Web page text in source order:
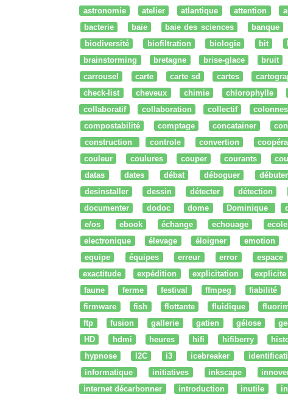
astronomie
atelier atlantique attention
bacterie
baie baie des sciences banque
biodiversité
biofiltration biologie bit
brainstorming
bretagne brise-glace bruit
carrousel
carte carte sd cartes
check-list
cheveux chimie chlorophylle
collaboratif
collaboration collectif colonnes
compostabilité
comptage concatainer
construction
controle convertion
couleur
coulures couper courants
datas
dates débat déboguer débuter
desinstaller
dessin détecter détection
documenter
dodoc dome Dominique
e/os
ebook échange echouage ecole
electronique
élevage éloigner emotion
equipe
équipes erreur error espace
exactitude
expédition explicitation explicite
faune
ferme festival ffmpeg fiabilité
firmware
fish flottante fluidique
ftp
fusion gallerie gatien gélose
HD
hdmi heures hifi hifiberry
hypnose
I2C i3 icebreaker
informatique
initiatives inkscape
internet décarbonner
introduction inutile